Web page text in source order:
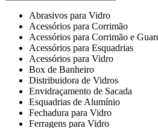
Abrasivos para Vidro
Acessórios para Corrimão
Acessórios para Corrimão e
Acessórios para Esquadrias
Acessórios para Vidro
Box de Banheiro
Distribuidora de Vidros
Envidraçamento de Sacada
Esquadrias de Alumínio
Fechadura para Vidro
Ferragens para Vidro